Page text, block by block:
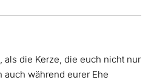
als die Kerze, die euch nicht nur
auch während eurer Ehe